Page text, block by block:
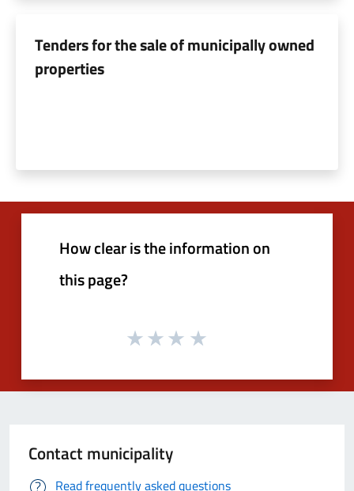
Tenders for the sale of municipally owned
properties
How clear is the information on
this page?
Contact municipality
Read frequently asked questions